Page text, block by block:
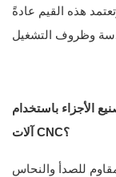
تصل إلى 0.005 إلى 0.000 مم. وتعتمد هذه القيم عادةً
الأجزاء باستخدام
آلات CNC؟
للصدأ والنحاس